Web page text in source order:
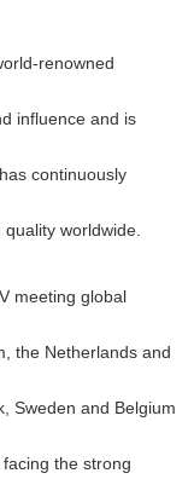
renowned
influence and is
continuously
worldwide.
meeting global
the Netherlands and
Sweden and Belgium
the strong